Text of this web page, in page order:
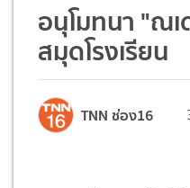
อนุโมทนา "ณ
สมุดโรงเรียน
TNN ช่อง16